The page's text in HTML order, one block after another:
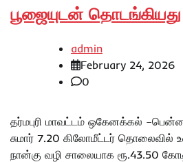
பூஜையுடன் தொடங்கியது
admin
February 24, 2026
0
தர்மபுரி மாவட்டம் ஒகேனக்கல்
சுமார் 7.20 கிலோமீட்டர் தொலைவில்
நான்கு வழி சாலையாக ரூ.43.50